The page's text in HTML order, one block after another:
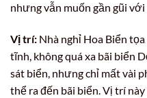
nhưng vẫn muốn gần gũi với
Vị trí: Nhà nghỉ Hoa Biển
tĩnh, không quá xa bãi biển
sát biển, nhưng chỉ mất vài
thể ra đến bãi biển. Vị trí